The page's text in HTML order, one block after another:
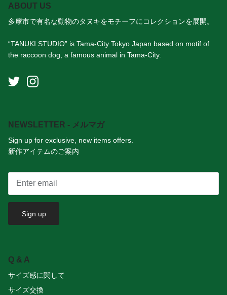
ABOUT US
多摩市で有名な動物のタヌキをモチーフにコレクションを展開。
“TANUKI STUDIO” is Tama-City Tokyo Japan based on motif of
the raccoon dog, a famous animal in Tama-City.
NEWSLETTER - メルマガ
Sign up for exclusive, new items offers.
新作アイテムのご案内
Sign up
Q & A
サイズ感に関して
サイズ交換